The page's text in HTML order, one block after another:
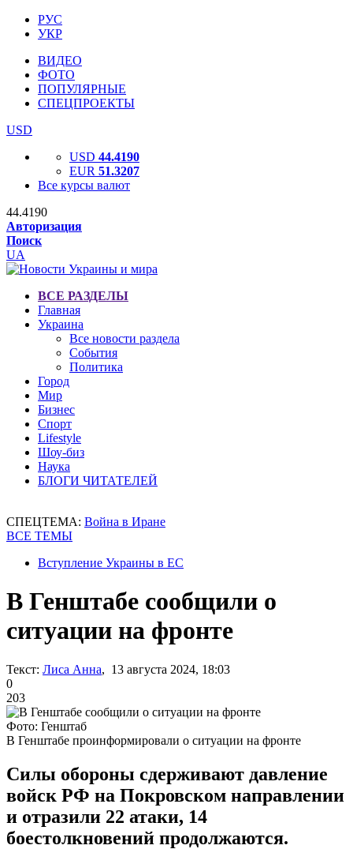
РУС
УКР
ВИДЕО
ФОТО
ПОПУЛЯРНЫЕ
СПЕЦПРОЕКТЫ
USD
USD 44.4190
EUR 51.3207
Все курсы валют
44.4190
Авторизация
Поиск
UA
ВСЕ РАЗДЕЛЫ
Главная
Украина
Все новости раздела
События
Политика
Город
Мир
Бизнес
Спорт
Lifestyle
Шоу-биз
Наука
БЛОГИ ЧИТАТЕЛЕЙ
СПЕЦТЕМА: Война в Иране
ВСЕ ТЕМЫ
Вступление Украины в ЕС
В Генштабе сообщили о
ситуации на фронте
Текст: Лиса Анна, 13 августа 2024, 18:03
0
203
Фото: Генштаб
В Генштабе проинформировали о ситуации на фронте
Силы обороны сдерживают давление
войск РФ на Покровском направлении
и отразили 22 атаки, 14
боестолкновений продолжаются.